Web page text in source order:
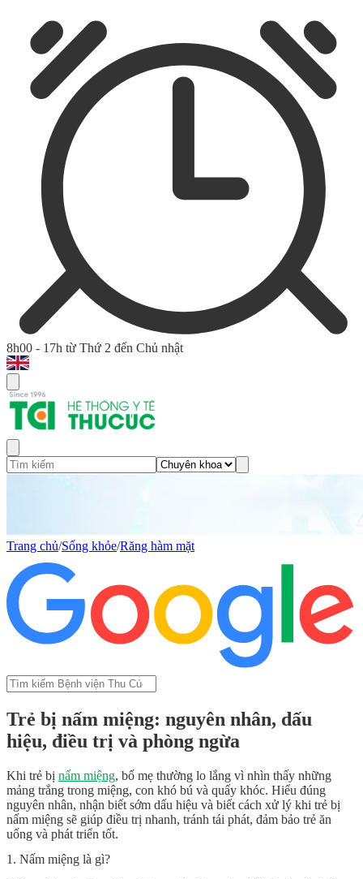
8h00 - 17h từ Thứ 2 đến Chủ nhật
Trang chủ/Sống khỏe/Răng hàm mặt
Trẻ bị nấm miệng: nguyên nhân, dấu
hiệu, điều trị và phòng ngừa
Khi trẻ bị nấm miệng, bố mẹ thường lo lắng vì nhìn thấy những
mảng trắng trong miệng, con khó bú và quấy khóc. Hiểu đúng
nguyên nhân, nhận biết sớm dấu hiệu và biết cách xử lý khi trẻ bị
nấm miệng sẽ giúp điều trị nhanh, tránh tái phát, đảm bảo trẻ ăn
uống và phát triển tốt.
1. Nấm miệng là gì?